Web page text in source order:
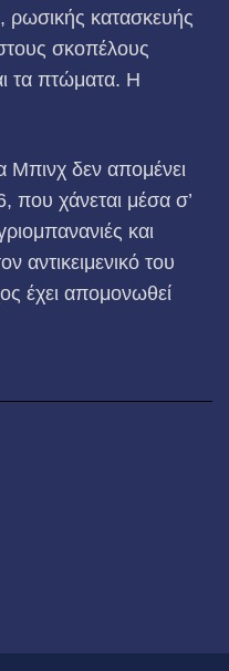
ρωσικής κατασκευής
σκοπέλους
τα πτώματα. Η
Μπινχ δεν απομένει
χάνεται μέσα σ’
και
αντικειμενικό του
έχει απομονωθεί